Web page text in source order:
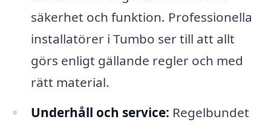
säkerhet och funktion. Professionella
installatörer i Tumbo ser till att allt
görs enligt gällande regler och med
rätt material.
Underhåll och service: Regelbundet